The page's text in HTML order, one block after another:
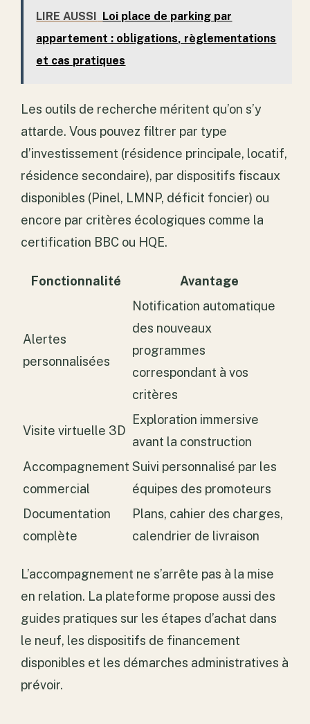
LIRE AUSSI
Loi place de parking par
appartement : obligations, règlementations
et cas pratiques
Les outils de recherche méritent qu’on s’y
attarde. Vous pouvez filtrer par type
d’investissement (résidence principale, locatif,
résidence secondaire), par dispositifs fiscaux
disponibles (Pinel, LMNP, déficit foncier) ou
encore par critères écologiques comme la
certification BBC ou HQE.
Fonctionnalité Avantage
Alertes
personnalisées
Notification automatique
des nouveaux
programmes
correspondant à vos
critères
Visite virtuelle 3D
Exploration immersive
avant la construction
Accompagnement
commercial
Suivi personnalisé par les
équipes des promoteurs
Documentation
complète
Plans, cahier des charges,
calendrier de livraison
L’accompagnement ne s’arrête pas à la mise
en relation. La plateforme propose aussi des
guides pratiques sur les étapes d’achat dans
le neuf, les dispositifs de financement
disponibles et les démarches administratives à
prévoir.